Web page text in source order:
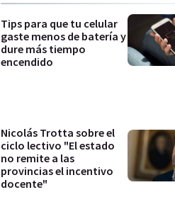
Tips para que tu celular
gaste menos de batería y
dure más tiempo
encendido
Nicolás Trotta sobre el
ciclo lectivo "El estado
no remite a las
provincias el incentivo
docente"